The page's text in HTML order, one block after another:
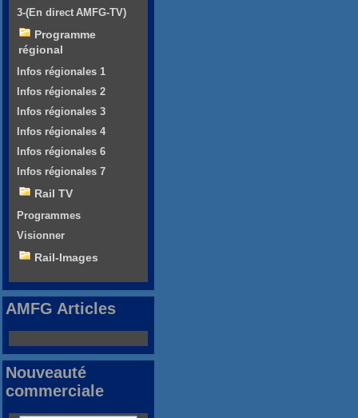
3-(En direct AMFG-TV)
Programme
régional
Infos régionales 1
Infos régionales 2
Infos régionales 3
Infos régionales 4
Infos régionales 6
Infos régionales 7
Rail TV
Programmes
Visionner
Rail-Images
AMFG Articles
Nouveauté
commerciale